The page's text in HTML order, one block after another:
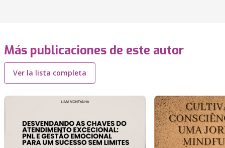
Más publicaciones de este autor
Ver la lista completa